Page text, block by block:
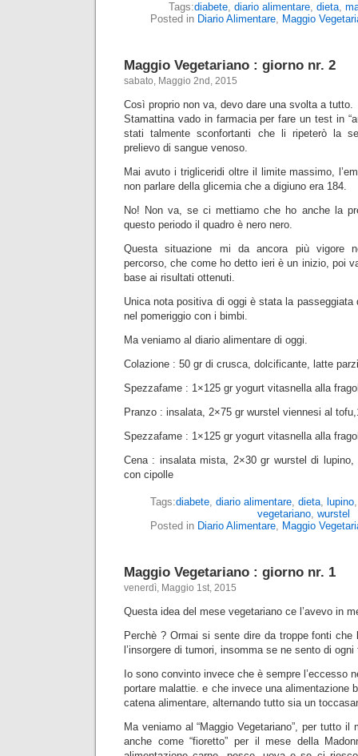
Tags:diabete, diario alimentare, dieta,
Posted in Diario Alimentare, Maggio
Maggio Vegetariano : giorno nr. 2
sabato, Maggio 2nd, 2015
Così proprio non va, devo dare una svolta a tutto.
Stamattina vado in farmacia per fare un test in
stati talmente sconfortanti che li ripeterò la
prelievo di sangue venoso.
Mai avuto i trigliceridi oltre il limite massimo,
non parlare della glicemia che a digiuno era 184.
No! Non va, se ci mettiamo che ho anche la
questo periodo il quadro è nero nero.
Questa situazione mi da ancora più vigore
percorso, che come ho detto ieri è un inizio, poi
base ai risultati ottenuti.
Unica nota positiva di oggi è stata la passeggiata
nel pomeriggio con i bimbi.
Ma veniamo al diario alimentare di oggi.
Colazione : 50 gr di crusca, dolcificante, latte
Spezzafame : 1×125 gr yogurt vitasnella alla
Pranzo : insalata, 2×75 gr wurstel viennesi al
Spezzafame : 1×125 gr yogurt vitasnella alla
Cena : insalata mista, 2×30 gr wurstel di
con cipolle
Tags:diabete, diario alimentare, dieta, lupino
vegetariano, wurstel
Posted in Diario Alimentare, Maggio
Maggio Vegetariano : giorno nr. 1
venerdì, Maggio 1st, 2015
Questa idea del mese vegetariano ce l’avevo in
Perchè ? Ormai si sente dire da troppe fonti
l’insorgere di tumori, insomma se ne sento di ogni
Io sono convinto invece che è sempre l’eccesso
portare malattie. e che invece una alimentazione
catena alimentare, alternando tutto sia un
Ma veniamo al “Maggio Vegetariano”, per tutto il
anche come “fioretto” per il mese della